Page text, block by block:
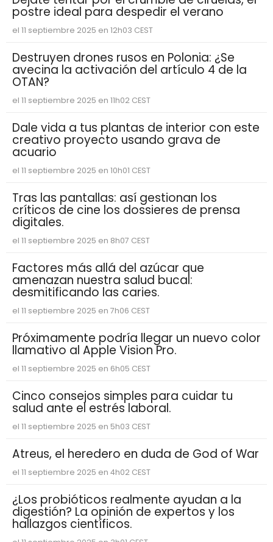
postre ideal para despedir el verano
el 11 septiembre 2025 en 12h03 CEST
Destruyen drones rusos en Polonia: ¿Se
avecina la activación del artículo 4 de la
OTAN?
el 11 septiembre 2025 en 11h02 CEST
Dale vida a tus plantas de interior con este
creativo proyecto usando grava de
acuario
el 11 septiembre 2025 en 10h01 CEST
Tras las pantallas: así gestionan los
críticos de cine los dossieres de prensa
digitales.
el 11 septiembre 2025 en 8h07 CEST
Factores más allá del azúcar que
amenazan nuestra salud bucal:
desmitificando las caries.
el 11 septiembre 2025 en 7h06 CEST
Próximamente podría llegar un nuevo color
llamativo al Apple Vision Pro.
el 11 septiembre 2025 en 6h05 CEST
Cinco consejos simples para cuidar tu
salud ante el estrés laboral.
el 11 septiembre 2025 en 5h03 CEST
Atreus, el heredero en duda de God of War
el 11 septiembre 2025 en 4h02 CEST
¿Los probióticos realmente ayudan a la
digestión? La opinión de expertos y los
hallazgos científicos.